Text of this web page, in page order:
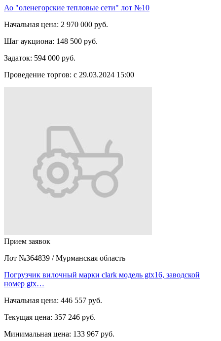
Ао "оленегорские тепловые сети" лот №10
Начальная цена: 2 970 000 руб.
Шаг аукциона: 148 500 руб.
Задаток: 594 000 руб.
Проведение торгов: с 29.03.2024 15:00
Прием заявок
Лот №364839 / Мурманская область
Погрузчик вилочный марки clark модель gtx16, заводской
номер gtx…
Начальная цена: 446 557 руб.
Текущая цена: 357 246 руб.
Минимальная цена: 133 967 руб.